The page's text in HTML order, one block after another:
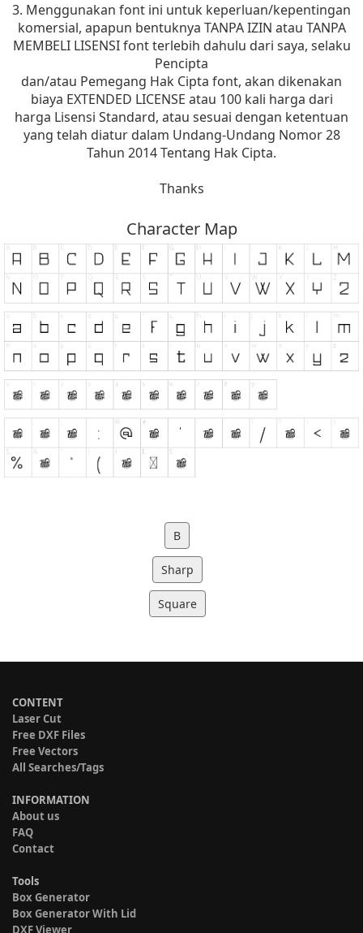
3. Menggunakan font ini untuk keperluan/kepentingan
komersial, apapun bentuknya TANPA IZIN atau TANPA
MEMBELI LISENSI font terlebih dahulu dari saya, selaku
Pencipta
dan/atau Pemegang Hak Cipta font, akan dikenakan
biaya EXTENDED LICENSE atau 100 kali harga dari
harga Lisensi Standard, atau sesuai dengan ketentuan
yang telah diatur dalam Undang-Undang Nomor 28
Tahun 2014 Tentang Hak Cipta.
Thanks
Character Map
B
Sharp
Square
CONTENT
Laser Cut
Free DXF Files
Free Vectors
All Searches/Tags
INFORMATION
About us
FAQ
Contact
Tools
Box Generator
Box Generator With Lid
DXF Viewer